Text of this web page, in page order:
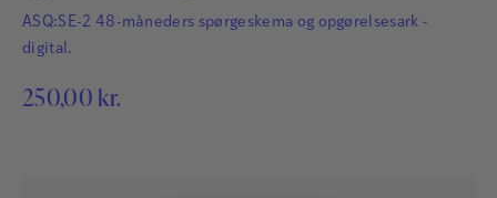
ASQ:SE-2 48-måneders spørgeskema og opgørelsesark -
digital.
250,00 kr.